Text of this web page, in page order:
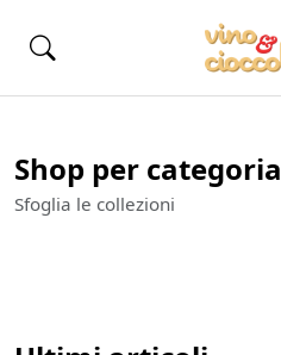
Shop per categoria
Sfoglia le collezioni